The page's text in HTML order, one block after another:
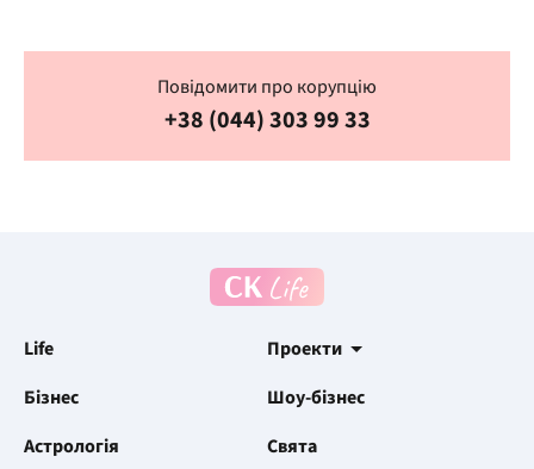
Повідомити про корупцію
+38 (044) 303 99 33
Life
Проекти
Бізнес
Шоу-бізнес
Астрологія
Свята